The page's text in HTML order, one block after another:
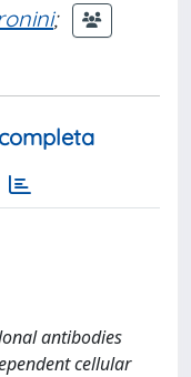
;
antibodies
cellular